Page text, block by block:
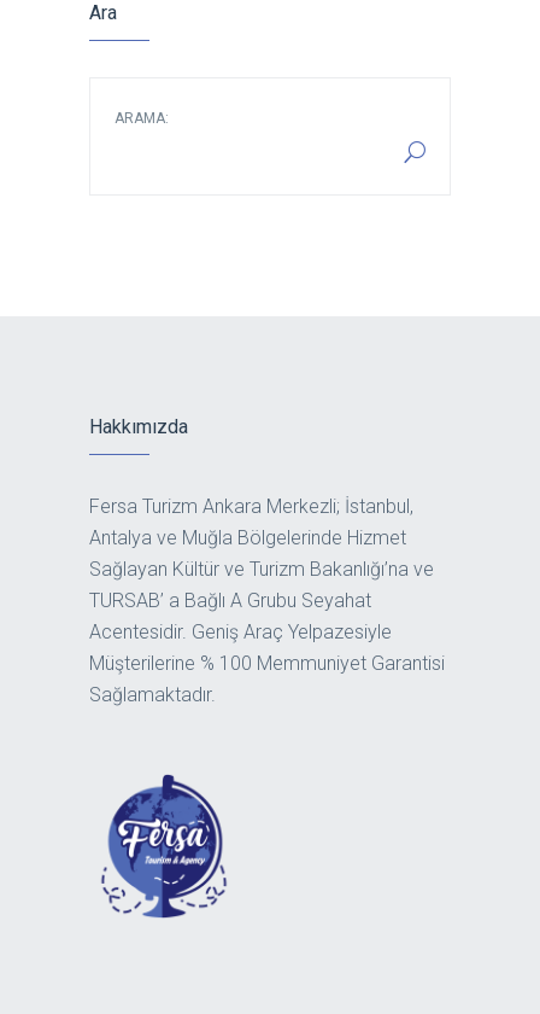
Ara
ARAMA:
Hakkımızda
Fersa Turizm Ankara Merkezli; İstanbul,
Antalya ve Muğla Bölgelerinde Hizmet
Sağlayan Kültür ve Turizm Bakanlığı’na ve
TURSAB’ a Bağlı A Grubu Seyahat
Acentesidir. Geniş Araç Yelpazesiyle
Müşterilerine % 100 Memmuniyet Garantisi
Sağlamaktadır.